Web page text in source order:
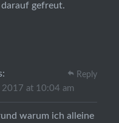
gefreut.
2017 at 10:04 am
warum ich alleine
Reply